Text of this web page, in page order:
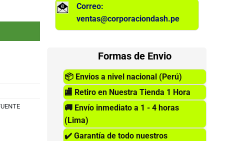
VIDRIO cantidad
Correo:
ventas@corporaciondash.pe
Formas de Envio
📦 Envios a nivel nacional (Perú)
🏬 Retiro en Nuestra Tienda 1 Hora
🚚 Envío inmediato a 1 - 4 horas
(Lima)
✔️ Garantía de todo nuestros